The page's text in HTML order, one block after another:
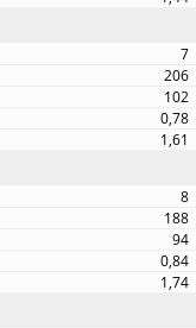
7
206
102
0,78
1,61
8
188
94
0,84
1,74